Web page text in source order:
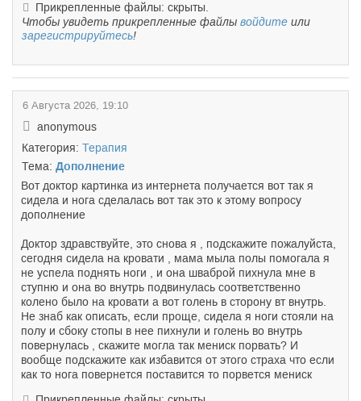
Прикрепленные файлы: скрыты.
Чтобы увидеть прикрепленные файлы войдите или
зарегистрируйтесь!
6 Августа 2026, 19:10
anonymous
Категория: Терапия
Тема: Дополнение
Вот доктор картинка из интернета получается вот так я
сидела и нога сделалась вот так это к этому вопросу
дополнение
Доктор здравствуйте, это снова я , подскажите пожалуйста,
сегодня сидела на кровати , мама мыла полы помогала я
не успела поднять ноги , и она шваброй пихнула мне в
ступню и она во внутрь подвинулась соответственно
колено было на кровати а вот голень в сторону вт внутрь.
Не знаб как описать, если проще, сидела я ноги стояли на
полу и сбоку стопы в нее пихнули и голень во внутрь
повернулась , скажите могла так мениск порвать? И
вообще подскажите как избавится от этого страха что если
как то нога повернется поставится то порвется мениск